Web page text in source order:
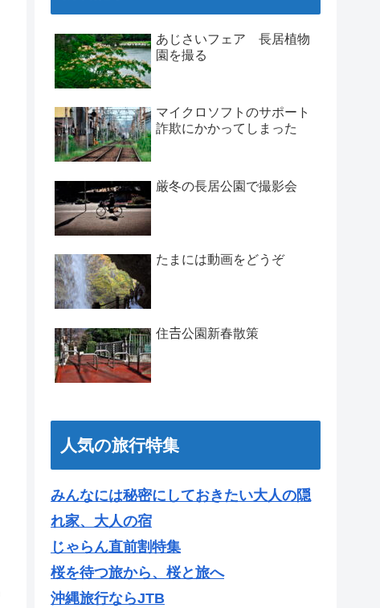
あじさいフェア 長居植物
園を撮る
マイクロソフトのサポート
詐欺にかかってしまった
厳冬の長居公園で撮影会
たまには動画をどうぞ
住𠮷公園新春散策
人気の旅行特集
みんなには秘密にしておきたい大人の隠
れ家、大人の宿
じゃらん直前割特集
桜を待つ旅から、桜と旅へ
沖縄旅行ならJTB